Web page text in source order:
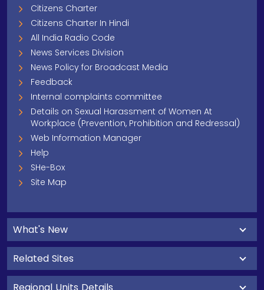
Citizens Charter
Citizens Charter In Hindi
All India Radio Code
News Services Division
News Policy for Broadcast Media
Feedback
Internal complaints committee
Details on Sexual Harassment of Women At
Workplace (Prevention, Prohibition and Redressal)
Web Information Manager
Help
SHe-Box
Site Map
What's New
Related Sites